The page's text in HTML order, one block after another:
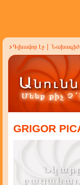
Գլխավոր էջ Նախագիծ
GRIGOR